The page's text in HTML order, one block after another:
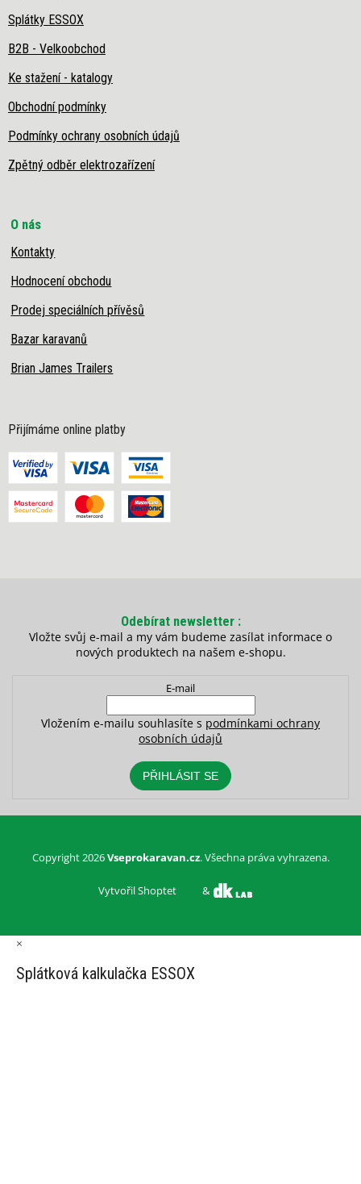
Splátky ESSOX
B2B - Velkoobchod
Ke stažení - katalogy
Obchodní podmínky
Podmínky ochrany osobních údajů
Zpětný odběr elektrozařízení
O nás
Kontakty
Hodnocení obchodu
Prodej speciálních přívěsů
Bazar karavanů
Brian James Trailers
Přijímáme online platby
Odebírat newsletter
Vložte svůj e-mail a my vám budeme zasílat informace o
nových produktech na našem e-shopu.
E-mail
Vložením e-mailu souhlasíte s podmínkami ochrany
osobních údajů
PŘIHLÁSIT SE
Vytvořil Shoptet &
Copyright 2026Vseprokaravan.cz. Všechna práva vyhrazena.
×
Splátková kalkulačka ESSOX